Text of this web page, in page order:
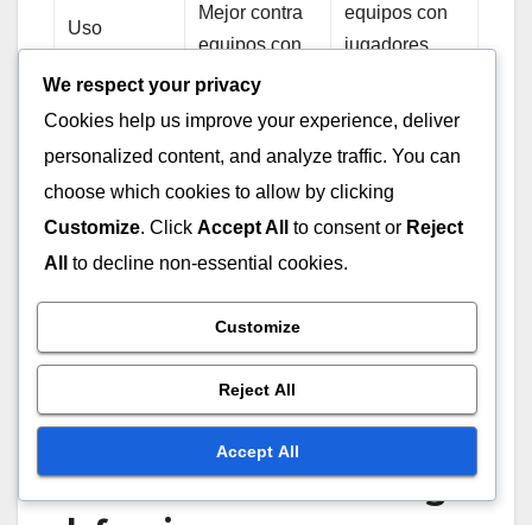
Uso
Mejor contra
equipos con
mal tiro
equipos con
jugadores
fuertes
En resumen, la defensa en zona sobresale en
neutralizar las fortalezas del equipo contrario,
mientras que la defensa hombre a hombre es más
adecuada para manejar jugadores individuales
estas estrategias según la dinámica del juego.
Factores que influyen en
la elección de la estrategia
We respect your privacy
Cookies help us improve your experience, deliver
personalized content, and analyze traffic. You can
choose which cookies to allow by clicking
Customize. Click Accept All to consent or Reject
All
to decline non-essential cookies.
Customize
Reject All
Accept All